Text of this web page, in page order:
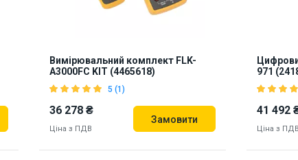
Вимірювальний комплект FLK-
A3000FC KIT (4465618)
5 (1)
36 278 ₴
Ціна з ПДВ
Замовити
971
41 492
Ціна з ПДВ